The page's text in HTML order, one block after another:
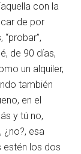
con la
de por
de 90 días,
un alquiler,
también
en el
y tú no,
¿no?, esa
estén los dos